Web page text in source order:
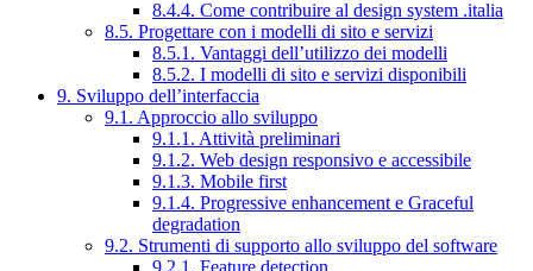
8.4.4. Come contribuire al design system .italia
8.5. Progettare con i modelli di sito e servizi
8.5.1. Vantaggi dell’utilizzo dei modelli
8.5.2. I modelli di sito e servizi disponibili
9. Sviluppo dell’interfaccia
9.1. Approccio allo sviluppo
9.1.1. Attività preliminari
9.1.2. Web design responsivo e accessibile
9.1.3. Mobile first
9.1.4. Progressive enhancement e Graceful
degradation
9.2. Strumenti di supporto allo sviluppo del software
9.2.1. Feature detection